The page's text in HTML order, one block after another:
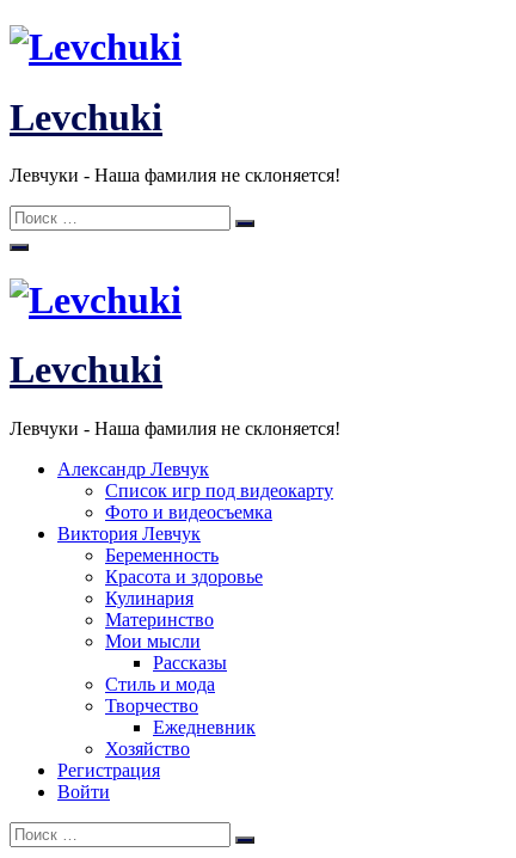
Перейти
Levchuki
Левчуки - Наша фамилия не склоняется!
Поиск:
Поиск
Levchuki
Левчуки - Наша фамилия не склоняется!
Александр Левчук
Список игр под видеокарту
Фото и видеосъемка
Виктория Левчук
Беременность
Красота и здоровье
Кулинария
Материнство
Мои мысли
Рассказы
Стиль и мода
Творчество
Ежедневник
Хозяйство
Регистрация
Войти
Поиск:
Поиск